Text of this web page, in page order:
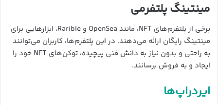
مینتینگ پلتفرمی
برخی از پلتفرم‌های NFT، مانند OpenSea و Rarible، ابزارهایی برای
مینتینگ رایگان ارائه می‌دهند. در این پلتفرم‌ها، کاربران می‌توانند
به راحتی و بدون نیاز به دانش فنی پیچیده، توکن‌های NFT خود را
ایجاد و به فروش برسانند.
ایردراپ‌ها